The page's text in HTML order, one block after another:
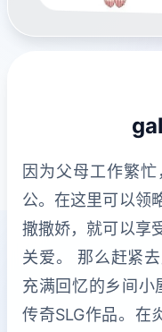
因为父母工作繁
公。在这里可以领
撒撒娇，就可以享
关爱。 那么赶紧
充满回忆的乡间
传奇SLG作品。在